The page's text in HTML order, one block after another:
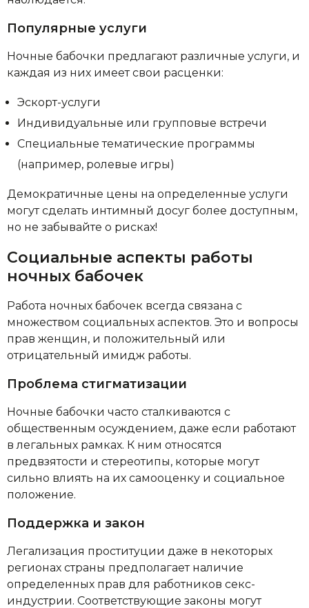
Популярные услуги
Ночные бабочки предлагают различные услуги, и
каждая из них имеет свои расценки:
Эскорт-услуги
Индивидуальные или групповые встречи
Специальные тематические программы
(например, ролевые игры)
Демократичные цены на определенные услуги
могут сделать интимный досуг более доступным,
но не забывайте о рисках!
Социальные аспекты работы
ночных бабочек
Работа ночных бабочек всегда связана с
множеством социальных аспектов. Это и вопросы
прав женщин, и положительный или
отрицательный имидж работы.
Проблема стигматизации
Ночные бабочки часто сталкиваются с
общественным осуждением, даже если работают
в легальных рамках. К ним относятся
предвзятости и стереотипы, которые могут
сильно влиять на их самооценку и социальное
положение.
Поддержка и закон
Легализация проституции даже в некоторых
регионах страны предполагает наличие
определенных прав для работников секс-
индустрии. Соответствующие законы могут